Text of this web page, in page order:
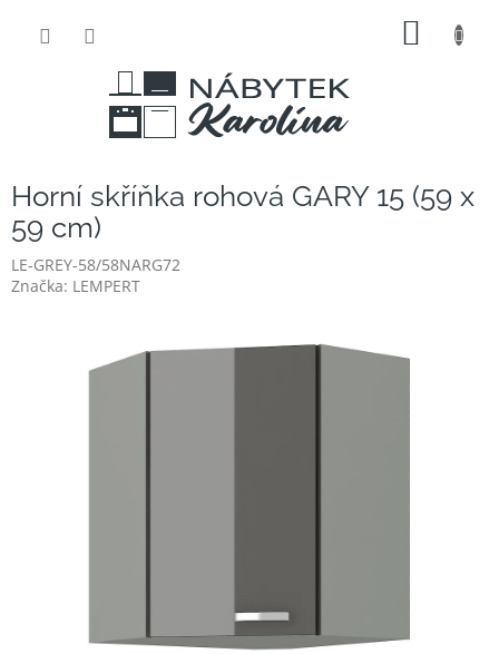
Horní skříňka rohová GARY 15 (59 x
59 cm)
LE-GREY-58/58NARG72
Značka: LEMPERT